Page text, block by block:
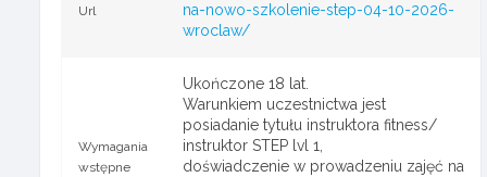
Url
na-nowo-szkolenie-step-04-10-2026-
wroclaw/
Wymagania
wstępne
Ukończone 18 lat.
Warunkiem uczestnictwa jest
posiadanie tytułu instruktora fitness/
instruktor STEP lvl 1,
doświadczenie w prowadzeniu zajęć na